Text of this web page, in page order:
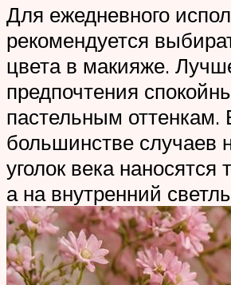
Для ежедневного
рекомендуется
цвета в макияже.
предпочтения
пастельным оттенкам.
большинстве случаев
уголок века наносятся
а на внутренний